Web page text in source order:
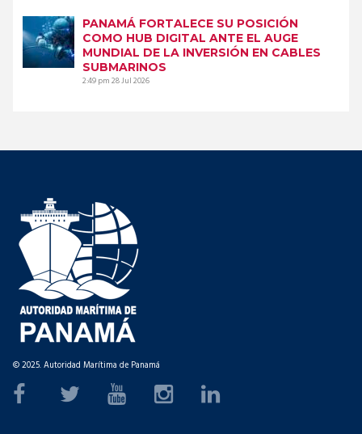
PANAMÁ FORTALECE SU POSICIÓN
COMO HUB DIGITAL ANTE EL AUGE
MUNDIAL DE LA INVERSIÓN EN CABLES
SUBMARINOS
2:49 pm28 Jul 2026
© 2025. Autoridad Marítima de Panamá